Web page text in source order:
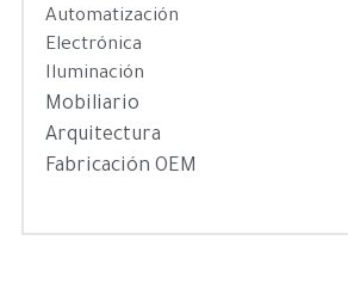
Automatización
Electrónica
Iluminación
Mobiliario
Arquitectura
Fabricación OEM